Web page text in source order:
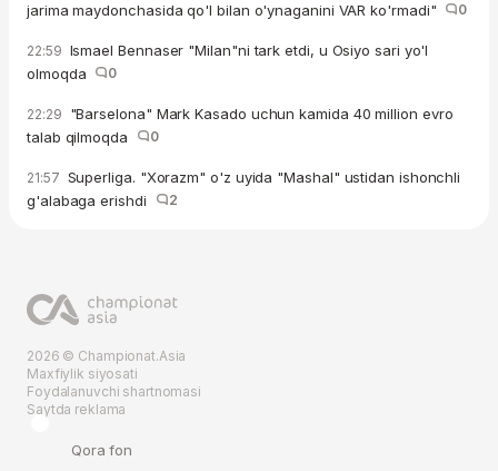
jarima maydonchasida qo'l bilan o'ynaganini VAR ko'rmadi"
0
22:59 Ismael Bennaser "Milan"ni tark etdi, u Osiyo sari yo'l
olmoqda
0
22:29 "Barselona" Mark Kasado uchun kamida 40 million evro
talab qilmoqda
0
21:57 Superliga. "Xorazm" o'z uyida "Mashal" ustidan ishonchli
g'alabaga erishdi
2
2026 © Championat.Asia
Maxfiylik siyosati
Foydalanuvchi shartnomasi
Saytda reklama
Qora fon